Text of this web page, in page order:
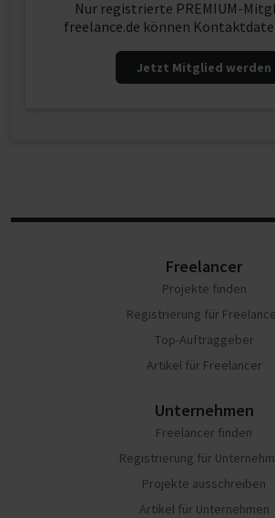
Nur registrierte PREMIUM-
freelance.de können
Jetzt Mitglied werden
Freelancer
Projekte finden
Registrierung für
Top-Auftraggeber
Artikel für Freelancer
Unternehmen
Freelancer finden
Registrierung für
Projekte ausschreiben
Artikel für Unternehmen